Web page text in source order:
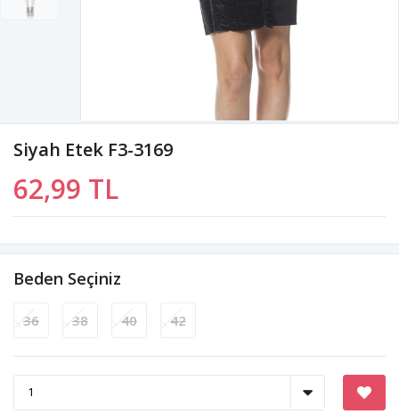
Siyah Etek F3-3169
62,99 TL
Beden Seçiniz
36 38 40 42